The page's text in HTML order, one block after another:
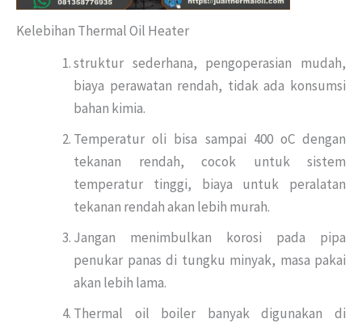
Kelebihan Thermal Oil Heater
struktur sederhana, pengoperasian mudah,
biaya perawatan rendah, tidak ada konsumsi
bahan kimia.
Temperatur oli bisa sampai 400 oC dengan
tekanan rendah, cocok untuk sistem
temperatur tinggi, biaya untuk peralatan
tekanan rendah akan lebih murah.
Jangan menimbulkan korosi pada pipa
penukar panas di tungku minyak, masa pakai
akan lebih lama.
Thermal oil boiler banyak digunakan di